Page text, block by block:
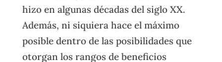
hizo en algunas décadas del siglo XX.
Además, ni siquiera hace el máximo
posible dentro de las posibilidades que
otorgan los rangos de beneficios